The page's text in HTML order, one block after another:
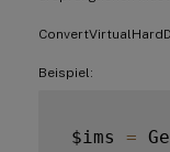
Beispiel:
$ims =